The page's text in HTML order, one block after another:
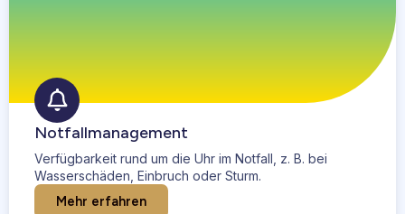
Notfallmanagement
Verfügbarkeit rund um die Uhr im Notfall, z. B. bei
Wasserschäden, Einbruch oder Sturm.
Mehr erfahren